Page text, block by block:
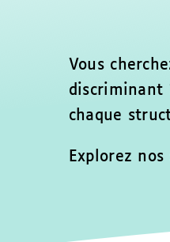
Vous
discriminant
chaque
Explorez